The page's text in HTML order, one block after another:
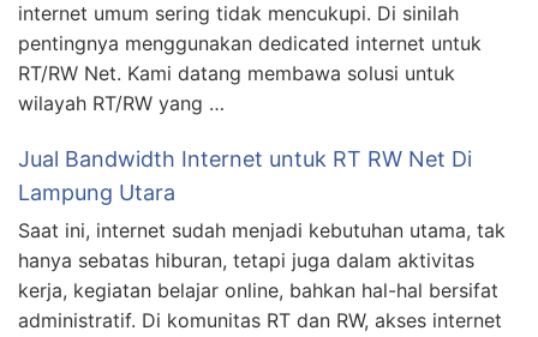
internet umum sering tidak mencukupi. Di sinilah
pentingnya menggunakan dedicated internet untuk
RT/RW Net. Kami datang membawa solusi untuk
wilayah RT/RW yang …
Jual Bandwidth Internet untuk RT RW Net Di
Lampung Utara
Saat ini, internet sudah menjadi kebutuhan utama, tak
hanya sebatas hiburan, tetapi juga dalam aktivitas
kerja, kegiatan belajar online, bahkan hal-hal bersifat
administratif. Di komunitas RT dan RW, akses internet